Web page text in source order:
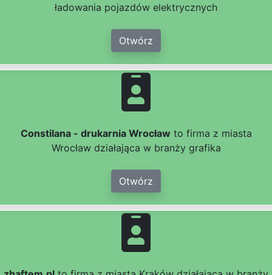
ładowania pojazdów elektrycznych
Otwórz
Constilana - drukarnia Wrocław to firma z miasta
Wrocław działająca w branży grafika
Otwórz